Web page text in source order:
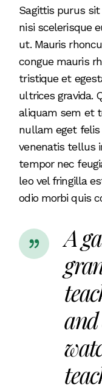
Sagittis purus
nisi scelerisque
ut. Mauris
congue mauris
tristique et
ultrices gravida.
aliquam sem et
nullam eget
venenatis tellus
tempor nec
leo vel fringilla
odio morbi quis
A